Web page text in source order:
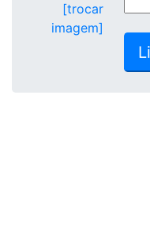
[trocar
imagem]